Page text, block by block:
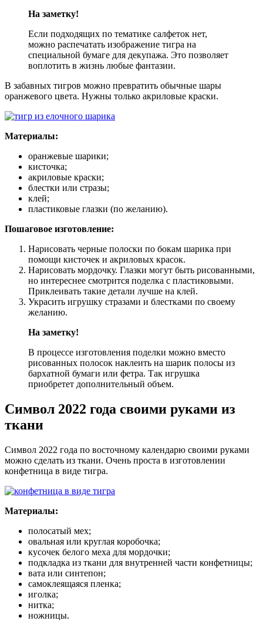
На заметку!
Если подходящих по тематике салфеток нет,
можно распечатать изображение тигра на
специальной бумаге для декупажа. Это позволяет
воплотить в жизнь любые фантазии.
В забавных тигров можно превратить обычные шары
оранжевого цвета. Нужны только акриловые краски.
Материалы:
оранжевые шарики;
кисточка;
акриловые краски;
блестки или стразы;
клей;
пластиковые глазки (по желанию).
Пошаговое изготовление:
Нарисовать черные полоски по бокам шарика при
помощи кисточек и акриловых красок.
Нарисовать мордочку. Глазки могут быть рисованными,
но интереснее смотрится поделка с пластиковыми.
Приклеивать такие детали лучше на клей.
Украсить игрушку стразами и блестками по своему
желанию.
На заметку!
В процессе изготовления поделки можно вместо
рисованных полосок наклеить на шарик полосы из
бархатной бумаги или фетра. Так игрушка
приобретет дополнительный объем.
Символ 2022 года своими руками из
ткани
Символ 2022 года по восточному календарю своими руками
можно сделать из ткани. Очень проста в изготовлении
конфетница в виде тигра.
Материалы:
полосатый мех;
овальная или круглая коробочка;
кусочек белого меха для мордочки;
подкладка из ткани для внутренней части конфетницы;
вата или синтепон;
самоклеящаяся пленка;
иголка;
нитка;
ножницы.